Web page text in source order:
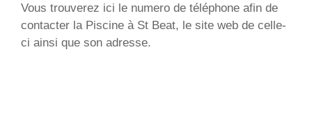
Vous trouverez ici le numero de téléphone afin de
contacter la Piscine à St Beat, le site web de celle-
ci ainsi que son adresse.